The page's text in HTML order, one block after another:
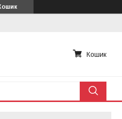
Кошик